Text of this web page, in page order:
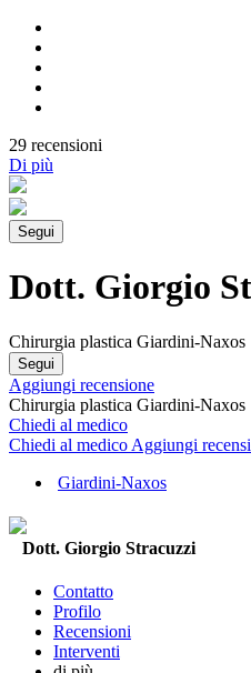
29 recensioni
Di più
Segui
Dott. Giorgio
Chirurgia plastica Giardini-Naxos
Segui
Aggiungi recensione
Chirurgia plastica Giardini-Naxos
Chiedi al medico
Chiedi al medico Aggiungi
Giardini-Naxos
Dott. Giorgio Stracuzzi
Contatto
Profilo
Recensioni
Interventi